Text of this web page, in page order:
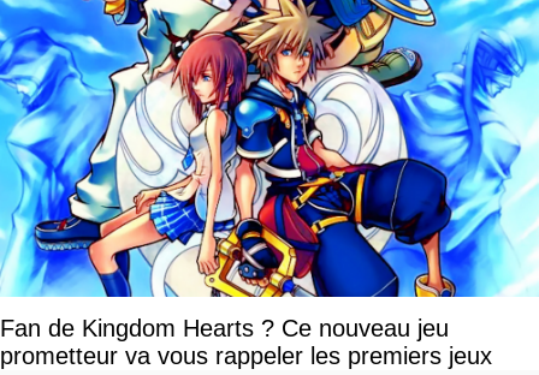
Fan de Kingdom Hearts ? Ce nouveau jeu
prometteur va vous rappeler les premiers jeux